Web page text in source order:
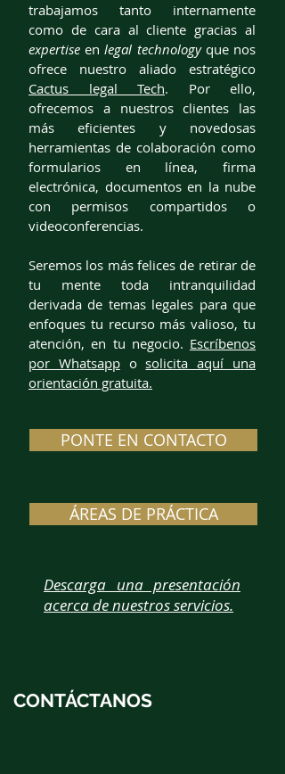
trabajamos tanto internamente
como de cara al cliente gracias al
expertise enlegal technology que nos
ofrece nuestro aliado estratégico
Cactus legal Tech. Por ello,
ofrecemos a nuestros clientes las
más eficientes y novedosas
herramientas de colaboración como
formularios en línea, firma
electrónica, documentos en la nube
con permisos compartidos o
videoconferencias.
Seremos los más felices de retirar de
tu mente toda intranquilidad
derivada de temas legales para que
enfoques tu recurso más valioso, tu
atención, en tu negocio. Escríbenos
por Whatsapposolicita aquí una
orientación gratuita.
PONTE EN CONTACTO
ÁREAS DE PRÁCTICA
Descarga una presentación
acerca de nuestros servicios.
CONTÁCTANOS